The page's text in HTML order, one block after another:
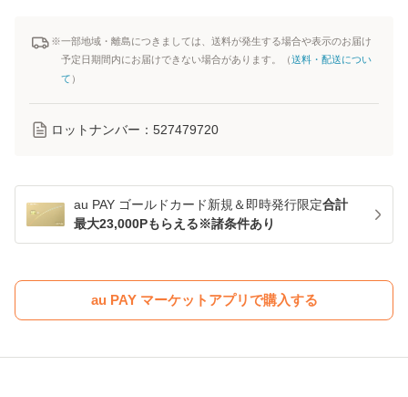
※一部地域・離島につきましては、送料が発生する場合や表示のお届け
予定日期間内にお届けできない場合があります。（送料・配送につい
て ）
ロットナンバー： 527479720
au PAY ゴールドカード新規＆即時発行限定合計
最大23,000Pもらえる※諸条件あり
au PAY マーケットアプリで購入する